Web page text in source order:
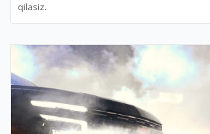
qilasiz.